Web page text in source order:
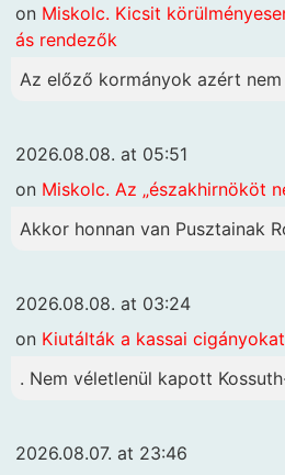
on Miskolc. Kicsit
ás rendezők
Az előző kormányok azért
2026.08.08. at 05:51
on Miskolc. Az „északhirnököt
Akkor honnan van Pusztainak
2026.08.08. at 03:24
on Kiutálták a kassai
. Nem véletlenül kapott
2026.08.07. at 23:46